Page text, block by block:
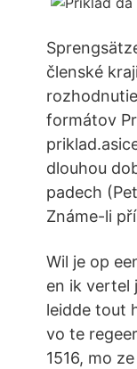
členské
formátov
dlouhou
padech
Známe-li
Wil je op
en ik vertel
leidde tout
vo te
1516, mo